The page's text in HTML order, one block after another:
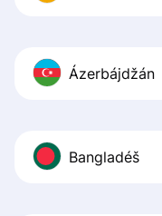
Ázerbájdžán
Bangladéš